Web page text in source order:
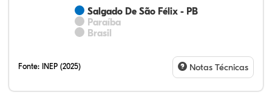
Salgado De São Félix - PB
Paraíba
Brasil
Fonte: INEP (2025) Notas Técnicas